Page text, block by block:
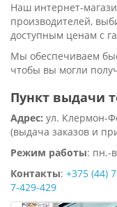
Наш интернет-
производителей,
доступным ценам с
Мы обеспечиваем
чтобы вы могли
Пункт выдачи
Адрес: ул. Клермон-
(выдача заказов и
Режим работы: пн.-
Контакты: +375 (44)
7-429-429